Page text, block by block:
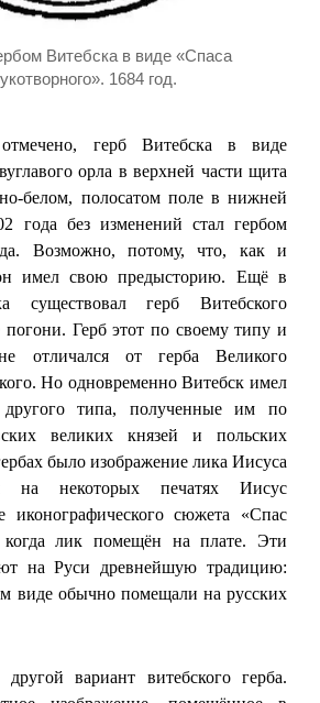
Витебска в виде «Спаса
1684 год.
герб Витебска в виде
орла в верхней части щита
белом, полосатом поле в нижней
года без изменений стал гербом
Возможно, потому, что, как и
имел свою предысторию. Ещё в
существовал герб Витебского
погони. Герб этот по своему типу и
отличался от герба Великого
Но одновременно Витебск имел
типа, полученные им по
великих князей и польских
было изображение лика Иисуса
на некоторых печатях Иисус
иконографического сюжета «Спас
когда лик помещён на плате. Эти
на Руси древнейшую традицию:
виде обычно помещали на русских
вариант витебского герба.